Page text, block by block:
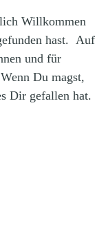
Willkommen
hast. Auf
und für
Du magst,
Dir gefallen hat.